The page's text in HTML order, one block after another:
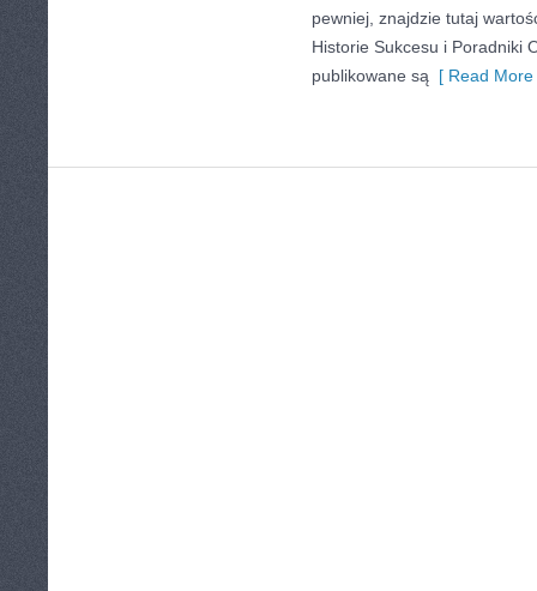
pewniej, znajdzie tutaj
Historie Sukcesu i Poradniki
publikowane są [ Read More